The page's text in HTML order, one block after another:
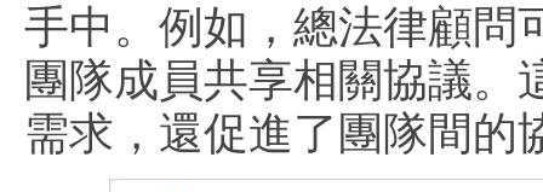
手中。例如，總法律顧問
團隊成員共享相關協議
需求，還促進了團隊間的